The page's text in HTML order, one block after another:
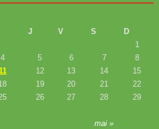
J V S D
mai »
1
4 5 6 7
8
12 13 14
15
19 20 21
22
26 27 28
29